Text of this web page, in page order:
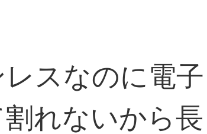
スなのに電
れないから